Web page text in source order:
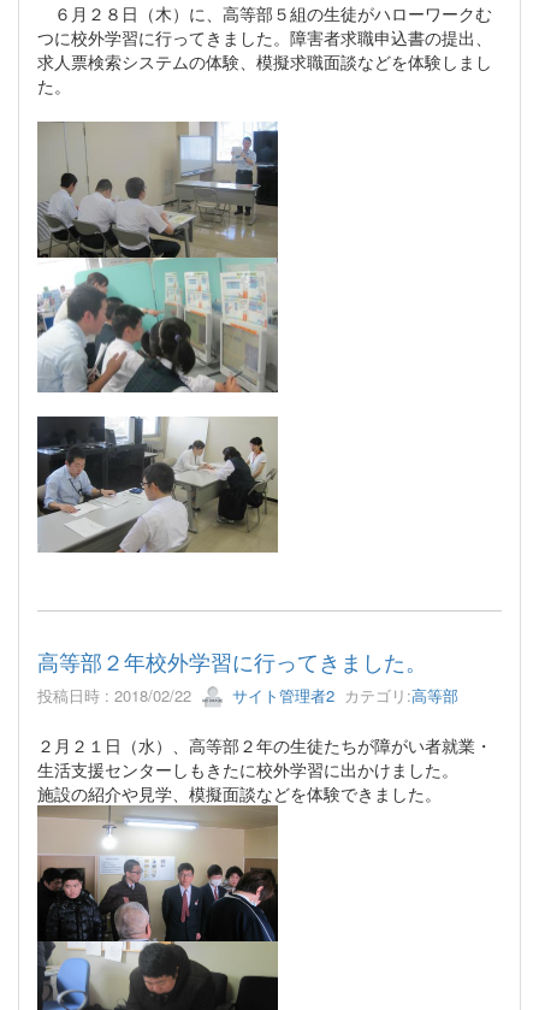
６月２８日（木）に、高等部５組の生徒がハローワークむ
つに校外学習に行ってきました。障害者求職申込書の提出、
求人票検索システムの体験、模擬求職面談などを体験しまし
た。
高等部２年校外学習に行ってきました。
投稿日時 : 2018/02/22 サイト管理者2 カテゴリ:高等部
２月２１日（水）、高等部２年の生徒たちが障がい者就業・
生活支援センターしもきたに校外学習に出かけました。
施設の紹介や見学、模擬面談などを体験できました。